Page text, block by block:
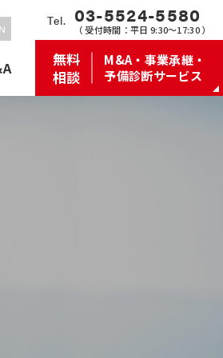
Tel. 03-5524-5580
（ 受付時間： 平日 9:30〜17:30 ）
無料
相談
M&A・事業承継・
予備診断サービス